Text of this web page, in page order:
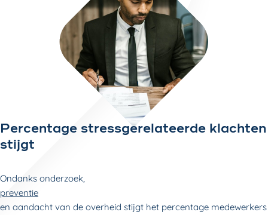
Percentage stressgerelateerde klachten
stijgt
Ondanks onderzoek,
preventie
en aandacht van de overheid stijgt het percentage medewerkers